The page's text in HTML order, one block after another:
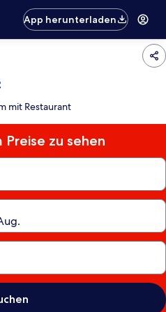
App herunterladen
mit Restaurant
zu sehen